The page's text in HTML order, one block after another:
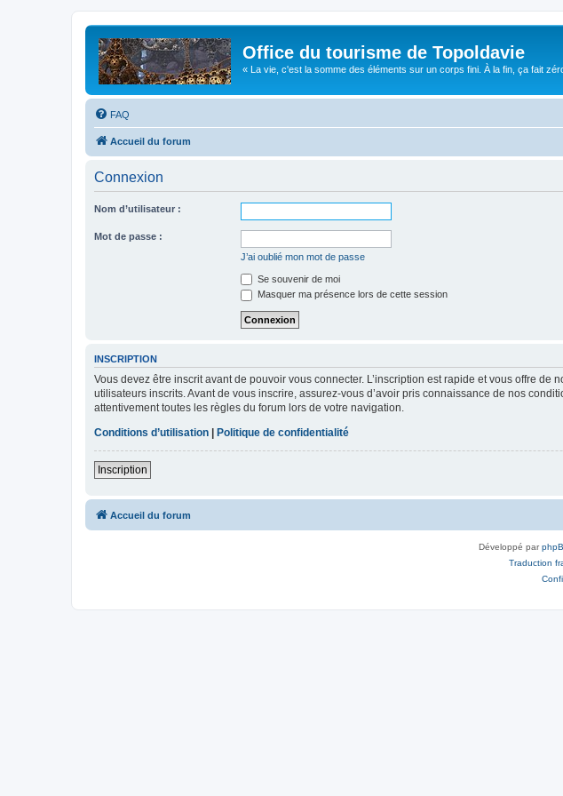
Office du tourisme de Topoldavie
« La vie, c'est la somme des éléments sur un corps fini. À la fin, ça fait
FAQ
Accueil du forum
Connexion
Nom d’utilisateur :
Mot de passe :
J’ai oublié mon mot de passe
Se souvenir de moi
Masquer ma présence lors de cette session
INSCRIPTION
Vous devez être inscrit avant de pouvoir vous connecter. L’inscription est rapide et vous offre
utilisateurs inscrits. Avant de vous inscrire, assurez-vous d’avoir pris connaissance de nos
attentivement toutes les règles du forum lors de votre navigation.
Conditions d’utilisation
Politique de confidentialité
Inscription
Accueil du forum
Développé par
Traduction